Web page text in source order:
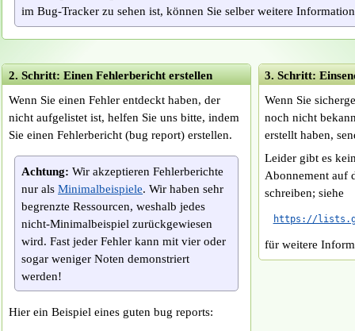
im Bug-Tracker zu sehen ist, können Sie selber weitere
2. Schritt: Einen Fehlerbericht erstellen
Wenn Sie einen Fehler entdeckt haben, der
nicht aufgelistet ist, helfen Sie uns bitte, indem
Sie einen Fehlerbericht (bug report) erstellen.
Achtung: Wir akzeptieren Fehlerberichte
nur alsMinimalbeispiele. Wir haben sehr
begrenzte Ressourcen, weshalb jedes
nicht-Minimalbeispiel zurückgewiesen
wird. Fast jeder Fehler kann mit vier oder
sogar weniger Noten demonstriert
werden!
Hier ein Beispiel eines guten bug reports:
3. Schritt:
Wenn Sie
noch nicht
erstellt haben,
Leider gibt es
Abonnement auf
schreiben; siehe
https://
für weitere